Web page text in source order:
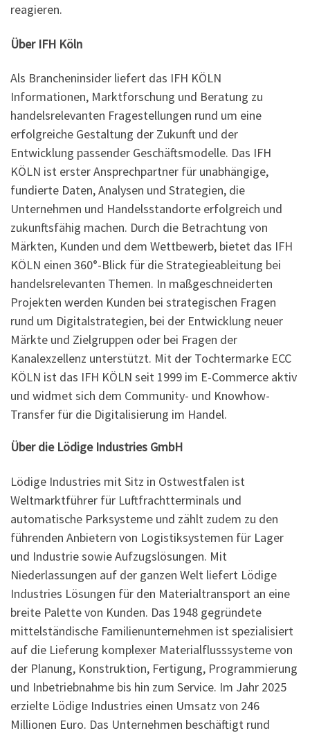
reagieren.
Über IFH Köln
Als Brancheninsider liefert das IFH KÖLN
Informationen, Marktforschung und Beratung zu
handelsrelevanten Fragestellungen rund um eine
erfolgreiche Gestaltung der Zukunft und der
Entwicklung passender Geschäftsmodelle. Das IFH
KÖLN ist erster Ansprechpartner für unabhängige,
fundierte Daten, Analysen und Strategien, die
Unternehmen und Handelsstandorte erfolgreich und
zukunftsfähig machen. Durch die Betrachtung von
Märkten, Kunden und dem Wettbewerb, bietet das IFH
KÖLN einen 360°-Blick für die Strategieableitung bei
handelsrelevanten Themen. In maßgeschneiderten
Projekten werden Kunden bei strategischen Fragen
rund um Digitalstrategien, bei der Entwicklung neuer
Märkte und Zielgruppen oder bei Fragen der
Kanalexzellenz unterstützt. Mit der Tochtermarke ECC
KÖLN ist das IFH KÖLN seit 1999 im E-Commerce aktiv
und widmet sich dem Community- und Knowhow-
Transfer für die Digitalisierung im Handel.
Über die Lödige Industries GmbH
Lödige Industries mit Sitz in Ostwestfalen ist
Weltmarktführer für Luftfrachtterminals und
automatische Parksysteme und zählt zudem zu den
führenden Anbietern von Logistiksystemen für Lager
und Industrie sowie Aufzugslösungen. Mit
Niederlassungen auf der ganzen Welt liefert Lödige
Industries Lösungen für den Materialtransport an eine
breite Palette von Kunden. Das 1948 gegründete
mittelständische Familienunternehmen ist spezialisiert
auf die Lieferung komplexer Materialflusssysteme von
der Planung, Konstruktion, Fertigung, Programmierung
und Inbetriebnahme bis hin zum Service. Im Jahr 2025
erzielte Lödige Industries einen Umsatz von 246
Millionen Euro. Das Unternehmen beschäftigt rund